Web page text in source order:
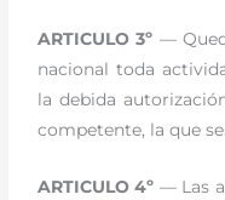
ARTICULO 3º —
nacional toda
la debida
competente, la que
ARTICULO 4º — Las